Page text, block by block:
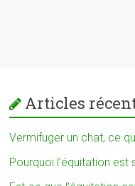
Articles
Vermifuger un chat, ce
Pourquoi l’équitation est